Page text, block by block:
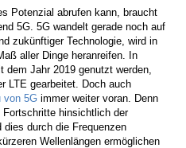
Potenzial abrufen kann, braucht
5G. 5G wandelt gerade noch auf
zukünftiger Technologie, wird in
aller Dinge heranreifen. In
Jahr 2019 genutzt werden,
LTE gearbeitet. Doch auch
von 5G immer weiter voran. Denn
hinsichtlich der
durch die Frequenzen
Wellenlängen ermöglichen